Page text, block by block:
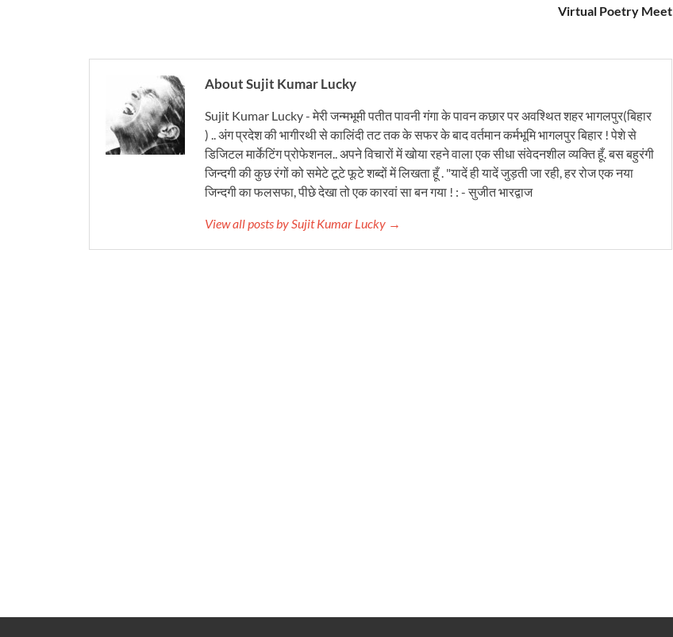
Virtual Poetry Meet
About Sujit Kumar Lucky
Sujit Kumar Lucky - मेरी जन्मभूमी पतीत पावनी गंगा के पावन कछार पर अवश्थित शहर भागलपुर(बिहार
) .. अंग प्रदेश की भागीरथी से कालिंदी तट तक के सफर के बाद वर्तमान कर्मभूमि भागलपुर बिहार ! पेशे से
डिजिटल मार्केटिंग प्रोफेशनल.. अपने विचारों में खोया रहने वाला एक सीधा संवेदनशील व्यक्ति हूँ. बस बहुरंगी
जिन्दगी की कुछ रंगों को समेटे टूटे फूटे शब्दों में लिखता हूँ . "यादें ही यादें जुड़ती जा रही, हर रोज एक नया
जिन्दगी का फलसफा, पीछे देखा तो एक कारवां सा बन गया ! : - सुजीत भारद्वाज
View all posts by Sujit Kumar Lucky →